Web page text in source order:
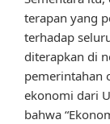
terapan yang
terhadap
diterapkan di
pemerintahan
ekonomi dari
bahwa